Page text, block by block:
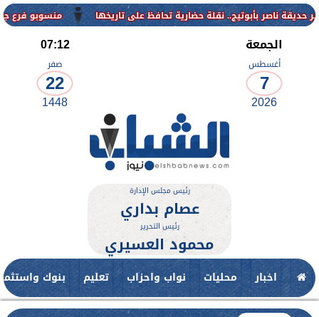
منسوبو فرع جامعة الأزهر
الجمعة
أغسطس
7
2026
07:12
صفر
22
1448
رئيس مجلس الإدارة
عصام بداري
رئيس التحرير
محمود العسيري
اخبار محليات نواب واحزاب تعليم بنوك